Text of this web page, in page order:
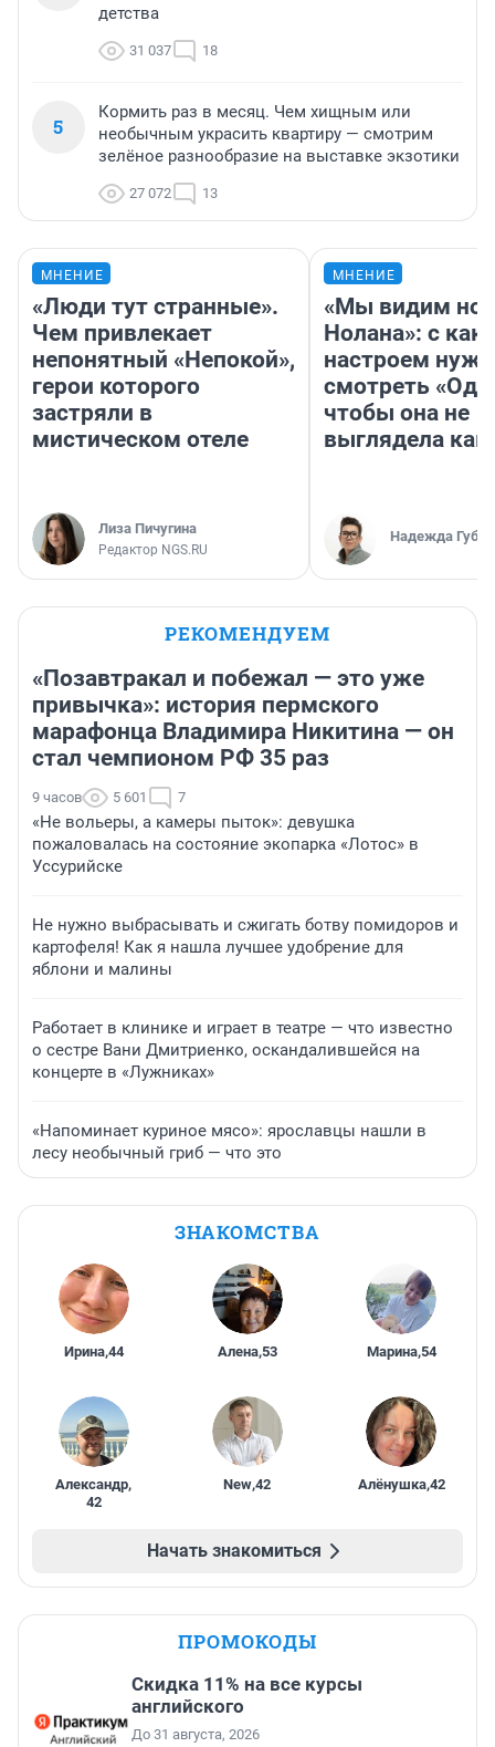
детства
31 037 18
5
Кормить раз в месяц. Чем хищным или
необычным украсить квартиру — смотрим
зелёное разнообразие на выставке экзотики
27 072 13
МНЕНИЕ
«Люди тут странные».
Чем привлекает
непонятный «Непокой»,
герои которого
застряли в
мистическом отеле
Лиза Пичугина
Редактор NGS.RU
МНЕНИЕ
«Мы видим
Нолана»: с
настроем
смотреть
чтобы она не
выглядела как
Надежда
РЕКОМЕНДУЕМ
«Позавтракал и побежал — это уже
привычка»: история пермского
марафонца Владимира Никитина — он
стал чемпионом РФ 35 раз
9 часов 5 601 7
«Не вольеры, а камеры пыток»: девушка
пожаловалась на состояние экопарка «Лотос» в
Уссурийске
Не нужно выбрасывать и сжигать ботву помидоров и
картофеля! Как я нашла лучшее удобрение для
яблони и малины
Работает в клинике и играет в театре — что известно
о сестре Вани Дмитриенко, оскандалившейся на
концерте в «Лужниках»
«Напоминает куриное мясо»: ярославцы нашли в
лесу необычный гриб — что это
ЗНАКОМСТВА
Ирина,44 Алена,53 Марина,54
Александр,
42
New,42 Алёнушка,42
Начать знакомиться
ПРОМОКОДЫ
Скидка 11% на все курсы
английского
До 31 августа, 2026